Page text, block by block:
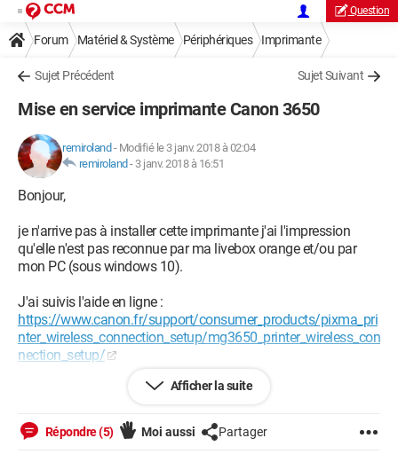
Question
Forum Matériel & Système Périphériques Imprimante
Sujet Précédent Sujet Suivant
Mise en service imprimante Canon 3650
remiroland - Modifié le 3 janv. 2018 à 02:04
remiroland - 3 janv. 2018 à 16:51
Bonjour,
je n'arrive pas à installer cette imprimante j'ai l'impression
qu'elle n'est pas reconnue par ma livebox orange et/ou par
mon PC (sous windows 10).
J'ai suivis l'aide en ligne :
https://www.canon.fr/support/consumer_products/pixma_pri
nter_wireless_connection_setup/mg3650_printer_wireless_con
nection_setup/
je bloque à l'étape 11 , le logiciel d'installation ne reconnait
J'ai tout essayé mais impossible de l'installer j'ai vraiment
besoin de votre aide.
Afficher la suite
Répondre (5) Moi aussi Partager